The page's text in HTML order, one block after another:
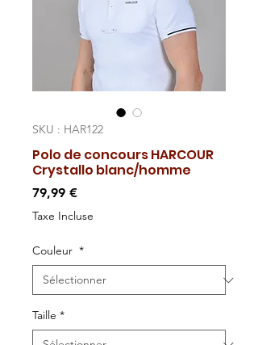
SKU : HAR122
Polo de concours HARCOUR
Crystallo blanc/homme
79,99 €Prix
Taxe Incluse
Couleur *
Taille *